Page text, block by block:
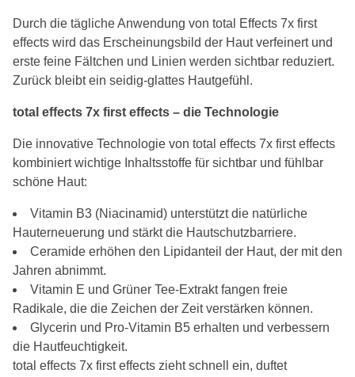
Durch die tägliche Anwendung von total Effects 7x first
effects wird das Erscheinungsbild der Haut verfeinert und
erste feine Fältchen und Linien werden sichtbar reduziert.
Zurück bleibt ein seidig-glattes Hautgefühl.
total effects 7x first effects – die Technologie
Die innovative Technologie von total effects 7x first effects
kombiniert wichtige Inhaltsstoffe für sichtbar und fühlbar
schöne Haut:
Vitamin B3 (Niacinamid) unterstützt die natürliche
Hauterneuerung und stärkt die Hautschutzbarriere.
Ceramide erhöhen den Lipidanteil der Haut, der mit den
Jahren abnimmt.
Vitamin E und Grüner Tee-Extrakt fangen freie
Radikale, die die Zeichen der Zeit verstärken können.
Glycerin und Pro-Vitamin B5 erhalten und verbessern
die Hautfeuchtigkeit.
total effects 7x first effects zieht schnell ein, duftet